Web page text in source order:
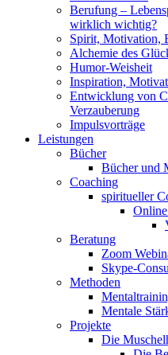
Berufung –
wirklich wichtig?
Spirit, Motivation,
Alchemie des
Humor-Weisheit
Inspiration,
Entwicklung von
Verzauberung
Impulsvorträge
Leistungen
Bücher
Bücher und
Coaching
spiritueller
Beratung
Zoom
Skype-
Methoden
Mentale
Projekte
Die